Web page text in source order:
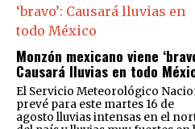
Monzón mexicano viene
Causará lluvias en todo
El Servicio Meteorológico
prevé para este martes 16 de
agosto lluvias intensas en el